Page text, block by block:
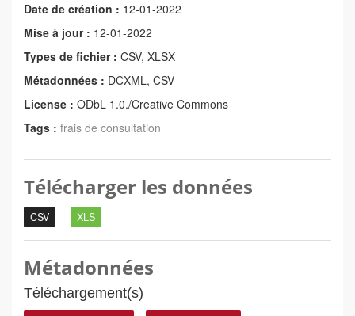
Date de création : 12-01-2022
Mise à jour : 12-01-2022
Types de fichier : CSV, XLSX
Métadonnées : DCXML, CSV
License : ODbL 1.0./Creative Commons
Tags : frais de consultation
Télécharger les données
CSV XLS
Métadonnées
Téléchargement(s)